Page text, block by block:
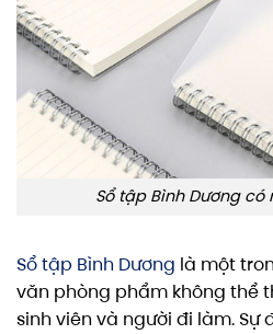
Sổ tập Bình Dương có
Sổ tập Bình Dương là một
văn phòng phẩm không thể
sinh viên và người đi làm.